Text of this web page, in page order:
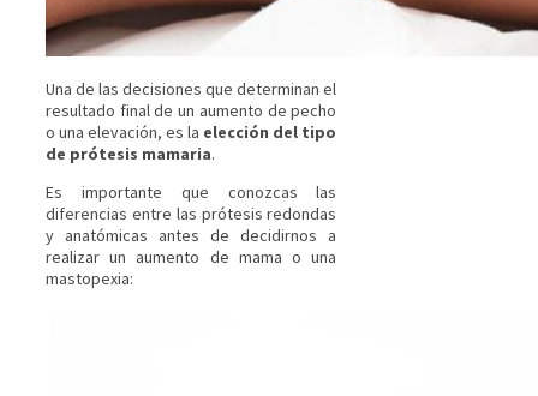
Una de las decisiones que determinan el
resultado final de un aumento de pecho
o una elevación, es la elección del tipo
de prótesis mamaria.
Es importante que conozcas las
diferencias entre las prótesis redondas
y anatómicas antes de decidirnos a
realizar un aumento de mama o una
mastopexia: